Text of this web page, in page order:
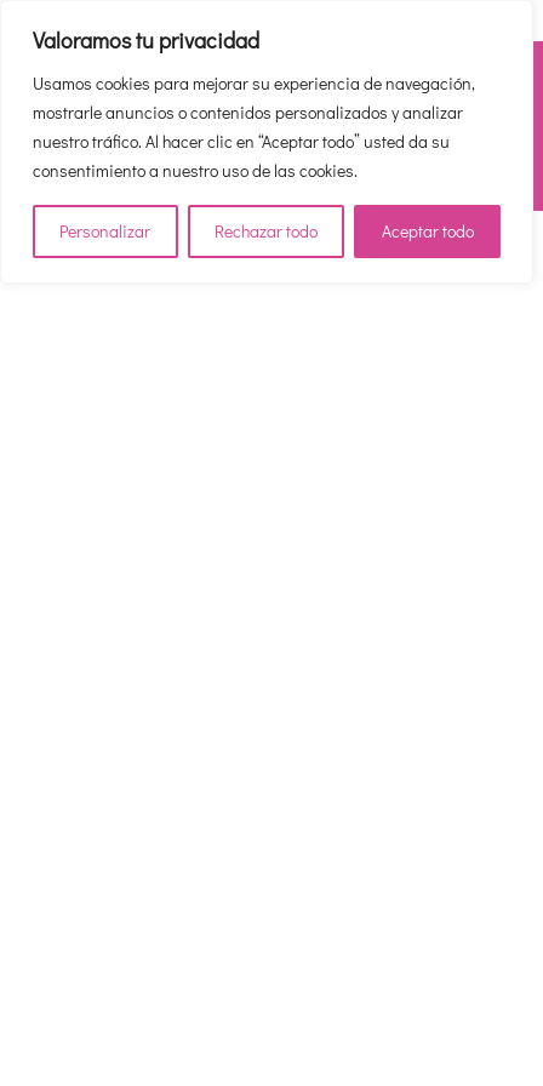
Valoramos tu privacidad
Usamos cookies para mejorar su experiencia de navegación,
mostrarle anuncios o contenidos personalizados y analizar
nuestro tráfico. Al hacer clic en “Aceptar todo” usted da su
consentimiento a nuestro uso de las cookies.
Personalizar Rechazar todo Aceptar todo
To access this page, you must purchase
Cuarentena Huevo Yoni,Cuarentena Huevo Yoni -
Acceso vip - 2 plazosorCuarentena Huevo Yoni vip
promo.